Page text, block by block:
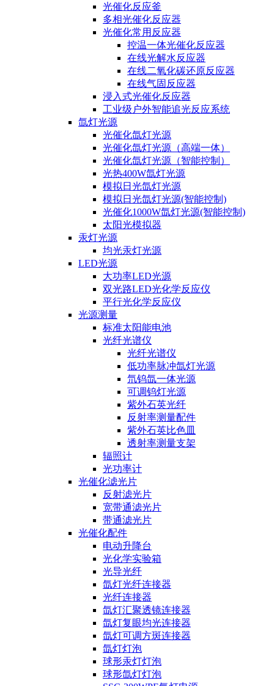
光催化反应釜
多相光催化反应器
光催化常用反应器
控温一体光催化反应器
在线光解水反应器
在线二氧化碳还原反应器
在线气固反应器
浸入式光催化反应器
工业级户外智能追光反应系统
氙灯光源
光催化氙灯光源
光催化氙灯光源（高端一体）
光催化氙灯光源（智能控制）
光热400W氙灯光源
模拟日光氙灯光源
模拟日光氙灯光源(智能控制)
光催化1000W氙灯光源(智能控制)
太阳光模拟器
汞灯光源
均光汞灯光源
LED光源
大功率LED光源
双光路LED光化学反应仪
平行光化学反应仪
光源测量
标准太阳能电池
光纤光谱仪
光纤光谱仪
低功率脉冲氙灯光源
氘钨氙一体光源
可调钨灯光源
紫外石英光纤
反射率测量配件
紫外石英比色皿
透射率测量支架
辐照计
光功率计
光催化滤光片
反射滤光片
宽带通滤光片
带通滤光片
光催化配件
电动升降台
光化学实验箱
光导光纤
氙灯光纤连接器
光纤连接器
氙灯汇聚透镜连接器
氙灯复眼均光连接器
氙灯可调方斑连接器
氙灯灯泡
球形汞灯灯泡
球形氙灯灯泡